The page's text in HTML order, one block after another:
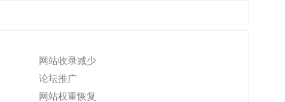
网站收录减少
论坛推广
网站权重恢复